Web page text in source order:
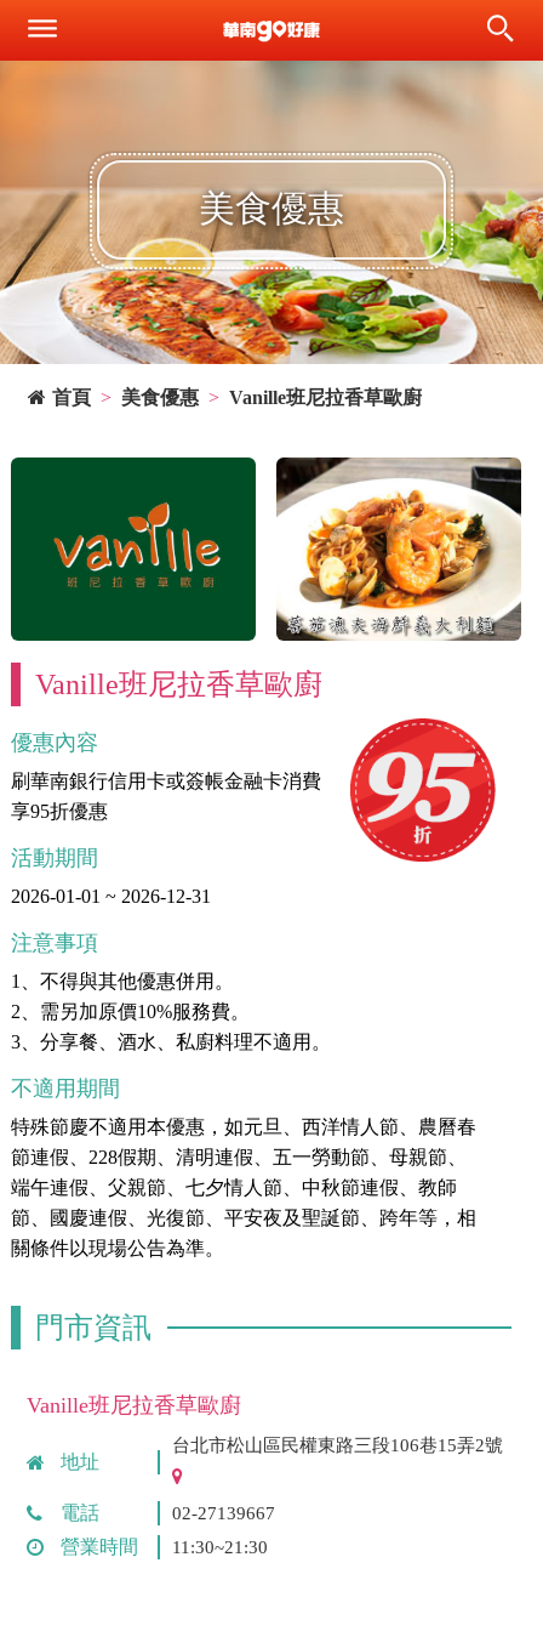
美食優惠
首頁 美食優惠 Vanille班尼拉香草歐廚
Vanille班尼拉香草歐廚
優惠內容
刷華南銀行信用卡或簽帳金融卡消費
享95折優惠
活動期間
2026-01-01 ~ 2026-12-31
注意事項
1、不得與其他優惠併用。
2、需另加原價10%服務費。
3、分享餐、酒水、私廚料理不適用。
不適用期間
特殊節慶不適用本優惠，如元旦、西洋情人節、農曆春
節連假、228假期、清明連假、五一勞動節、母親節、
端午連假、父親節、七夕情人節、中秋節連假、教師
節、國慶連假、光復節、平安夜及聖誕節、跨年等，相
關條件以現場公告為準。
門市資訊
Vanille班尼拉香草歐廚
地址
台北市松山區民權東路三段106巷15弄2號
電話 02-27139667
營業時間 11:30~21:30